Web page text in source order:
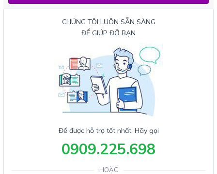
CHÚNG TÔI LUÔN SẴN SÀNG
ĐỂ GIÚP ĐỠ BẠN
Để được hỗ trợ tốt nhất. Hãy gọi
0909.225.698
HOẶC